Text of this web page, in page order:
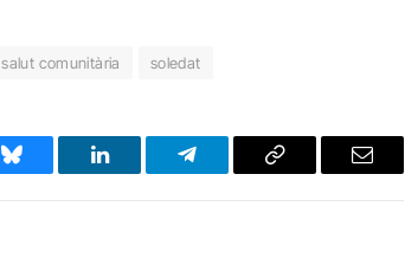
salut comunitària soledat
Bluesky LinkedIn Telegram Copy
Email